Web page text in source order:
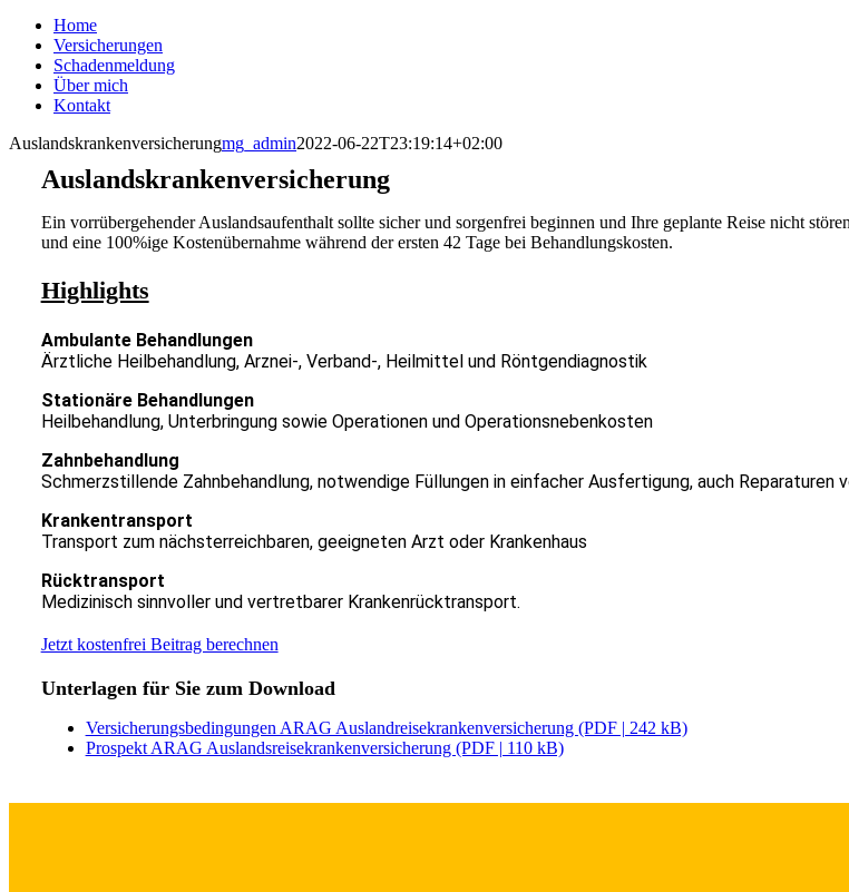
Home
Versicherungen
Schadenmeldung
Über mich
Kontakt
Auslandskrankenversicherungmg_admin2022-06-22T23:19:14+02:00
Auslandskrankenversicherung
Ein vorrübergehender Auslandsaufenthalt sollte sicher und sorgenfrei beginnen und Ihre geplante Reise nicht
und eine 100%ige Kostenübernahme während der ersten 42 Tage bei Behandlungskosten.
Highlights
Ambulante Behandlungen
Ärztliche Heilbehandlung, Arznei-, Verband-, Heilmittel und Röntgendiagnostik
Stationäre Behandlungen
Heilbehandlung, Unterbringung sowie Operationen und Operationsnebenkosten
Zahnbehandlung
Schmerzstillende Zahnbehandlung, notwendige Füllungen in einfacher Ausfertigung, auch Reparaturen
Krankentransport
Transport zum nächsterreichbaren, geeigneten Arzt oder Krankenhaus
Rücktransport
Medizinisch sinnvoller und vertretbarer Krankenrücktransport.
Jetzt kostenfrei Beitrag berechnen
Unterlagen für Sie zum Download
Versicherungsbedingungen ARAG Auslandreisekrankenversicherung (PDF | 242 kB)
Prospekt ARAG Auslandsreisekrankenversicherung (PDF | 110 kB)